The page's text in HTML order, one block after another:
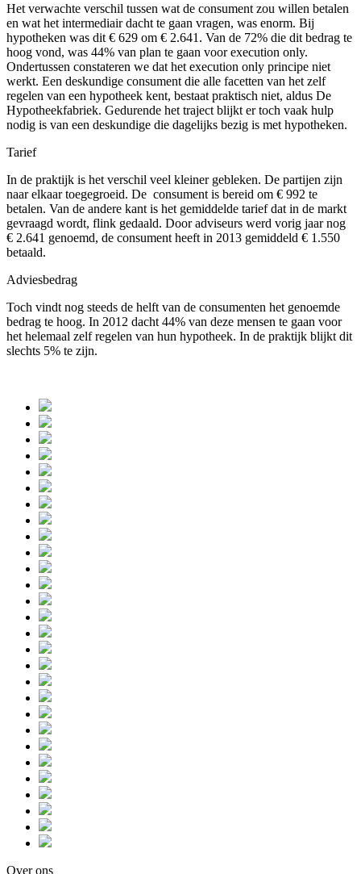
Het verwachte verschil tussen wat de consument zou willen betalen
en wat het intermediair dacht te gaan vragen, was enorm. Bij
hypotheken was dit € 629 om € 2.641. Van de 72% die dit bedrag te
hoog vond, was 44% van plan te gaan voor execution only.
Ondertussen constateren we dat het execution only principe niet
werkt. Een deskundige consument die alle facetten van het zelf
regelen van een hypotheek kent, bestaat praktisch niet, aldus De
Hypotheekfabriek. Gedurende het traject blijkt er toch vaak hulp
nodig is van een deskundige die dagelijks bezig is met hypotheken.
Tarief
In de praktijk is het verschil veel kleiner gebleken. De partijen zijn
naar elkaar toegegroeid. De consument is bereid om € 992 te
betalen. Van de andere kant is het gemiddelde tarief dat in de markt
gevraagd wordt, flink gedaald. Door adviseurs werd vorig jaar nog
€ 2.641 genoemd, de consument heeft in 2013 gemiddeld € 1.550
betaald.
Adviesbedrag
Toch vindt nog steeds de helft van de consumenten het genoemde
bedrag te hoog. In 2012 dacht 44% van deze mensen te gaan voor
het helemaal zelf regelen van hun hypotheek. In de praktijk blijkt dit
slechts 5% te zijn.
Over ons